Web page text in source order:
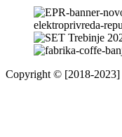
Copyright © [2018-2023]